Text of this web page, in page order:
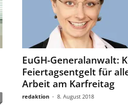
EuGH-Generalanwalt:
Feiertagsentgelt für
Arbeit am Karfreitag
redaktion - 8. August 2018